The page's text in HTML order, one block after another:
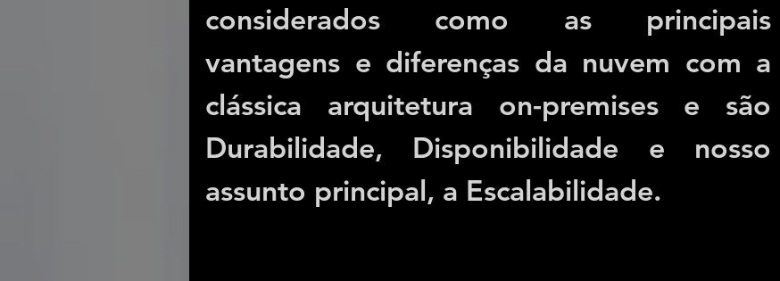
considerados como as principais
vantagens e diferenças da nuvem com a
clássica arquitetura on-premises e são
Durabilidade, Disponibilidade e nosso
assunto principal, a Escalabilidade.